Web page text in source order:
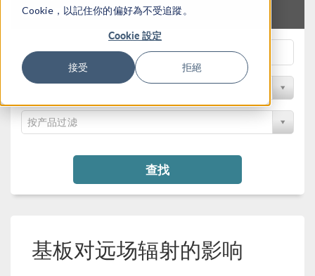
Cookie，以記住你的偏好為不受追蹤。
Cookie 設定
接受 拒絕
快速搜索
按学科过滤
按产品过滤
查找
基板对远场辐射的影响